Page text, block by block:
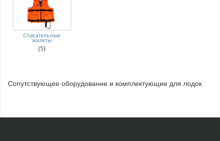
Спасательные
жилеты
(5)
Сопутствующее оборудование и комплектующие для лодок